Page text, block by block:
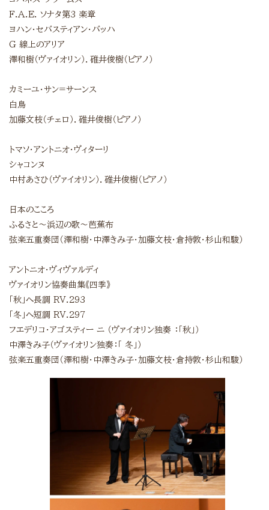
F.A.E. ソナタ第3 楽章
ヨハン・セバスティアン・バッハ
G 線上のアリア
澤和樹（ヴァイオリン）．碓井俊樹（ピアノ）
カミーユ・サン=サーンス
白鳥
加藤文枝（チェロ）．碓井俊樹（ピアノ）
トマソ・アントニオ・ヴィターリ
シャコンヌ
中村あさひ（ヴァイオリン）．碓井俊樹（ピアノ）
日本のこころ
ふるさと～浜辺の歌～芭蕉布
弦楽五重奏団（澤和樹・中澤きみ子・加藤文枝・倉持敦・杉山和駿）
アントニオ・ヴィヴァルディ
ヴァイオリン協奏曲集《四季》
「秋」へ長調 RV.293
「冬」へ短調 RV.297
フエデリコ・アゴスティー ニ （ヴァイオリン独奏 ：「秋」）
中澤きみ子（ヴァイオリン独奏：「 冬」）
弦楽五重奏団（澤和樹・中澤きみ子・加藤文枝・倉持敦・杉山和駿）